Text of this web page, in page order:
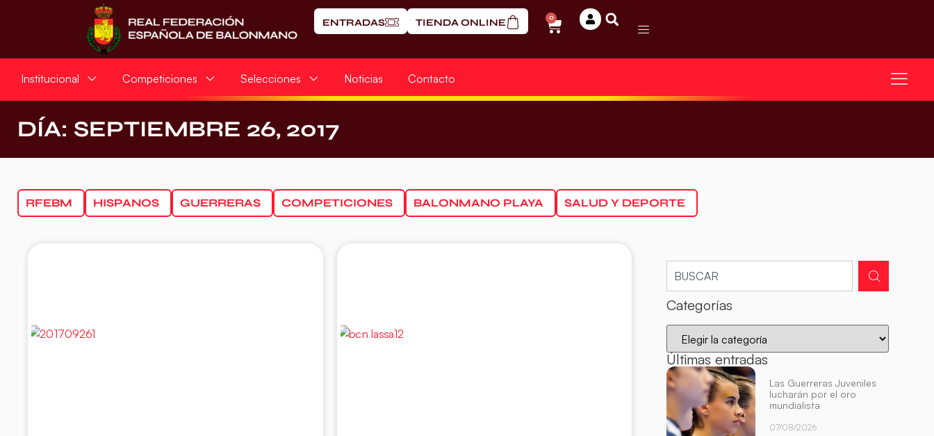
ENTRADAS TIENDA ONLINE 0
Institucional Competiciones Selecciones Noticias Contacto
DÍA: SEPTIEMBRE 26, 2017
RFEBM HISPANOS GUERRERAS COMPETICIONES BALONMANO PLAYA SALUD Y DEPORTE
Categorías
Últimas entradas
Las Guerreras Juveniles
lucharán por el oro
mundialista
07/08/2026